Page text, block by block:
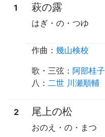
1 萩の露
はぎ・の・つゆ
作曲： 幾山検校
歌・三弦 ： 阿部桂子
八 ： 二世 川瀬順輔
2 尾上の松
おのえ・の・まつ